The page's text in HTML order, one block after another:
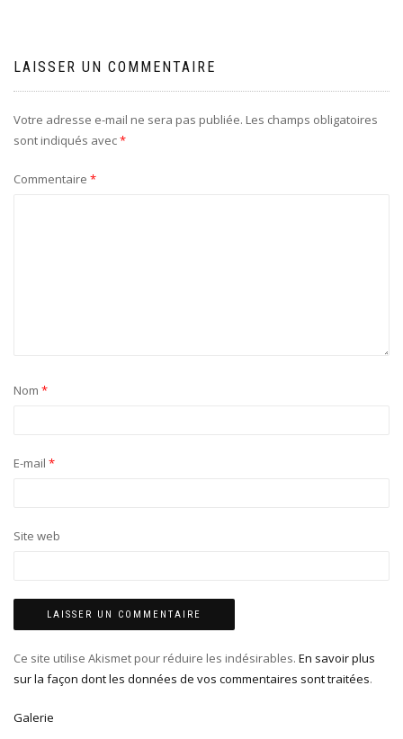
LAISSER UN COMMENTAIRE
Votre adresse e-mail ne sera pas publiée. Les champs obligatoires
sont indiqués avec*
Commentaire *
Nom *
E-mail *
Site web
Ce site utilise Akismet pour réduire les indésirables. En savoir plus
sur la façon dont les données de vos commentaires sont traitées.
Galerie